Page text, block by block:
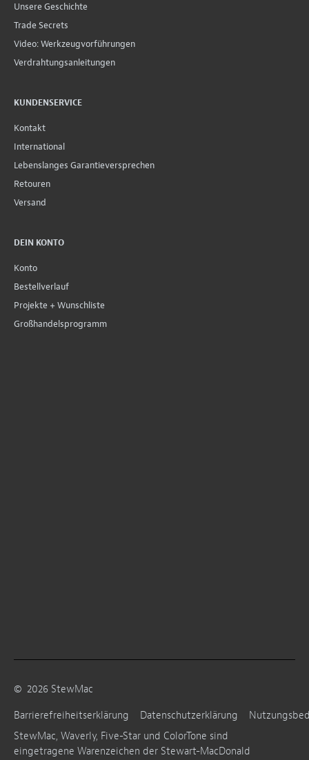
Unsere Geschichte
Trade Secrets
Video: Werkzeugvorführungen
Verdrahtungsanleitungen
KUNDENSERVICE
Kontakt
International
Lebenslanges Garantieversprechen
Retouren
Versand
DEIN KONTO
Konto
Bestellverlauf
Projekte + Wunschliste
Großhandelsprogramm
© 2026 StewMac
Barrierefreiheitserklärung
Datenschutzerklärung
StewMac, Waverly, Five-Star und ColorTone sind
eingetragene Warenzeichen der Stewart-MacDonald